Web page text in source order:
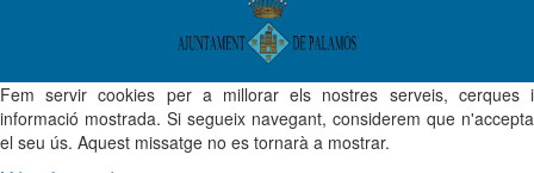
Fem servir cookies per a millorar els nostres serveis, cerques i
informació mostrada. Si segueix navegant, considerem que n'accepta
el seu ús. Aquest missatge no es tornarà a mostrar.